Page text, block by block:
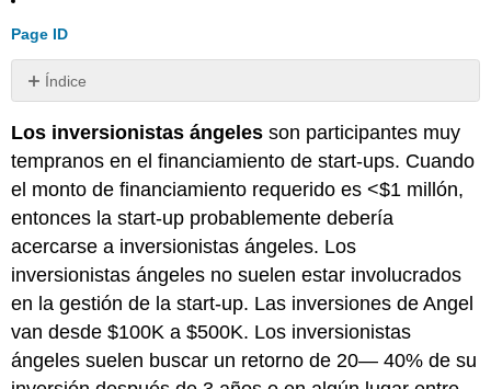
Page ID
Índice
Sin
Los inversionistas ángeles son participantes muy
tempranos en el financiamiento de start-ups. Cuando
el monto de financiamiento requerido es <$1 millón,
entonces la start-up probablemente debería
acercarse a inversionistas ángeles. Los
inversionistas ángeles no suelen estar involucrados
en la gestión de la start-up. Las inversiones de Angel
van desde $100K a $500K. Los inversionistas
ángeles suelen buscar un retorno de 20— 40% de su